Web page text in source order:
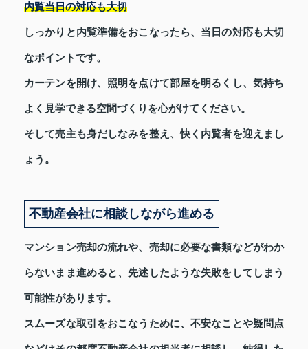
内覧当日の対応も大切
しっかりと内覧準備をおこなったら、当日の対応も大切
なポイントです。
カーテンを開け、照明を点けて部屋を明るくし、気持ち
よく見学できる空間づくりを心がけてください。
そして売主も身だしなみを整え、快く内覧者を迎えまし
ょう。
不動産会社に相談しながら進める
マンション売却の流れや、売却に必要な書類などがわか
らないまま進めると、先述したような失敗をしてしまう
可能性があります。
スムーズな取引をおこなうために、不安なことや疑問点